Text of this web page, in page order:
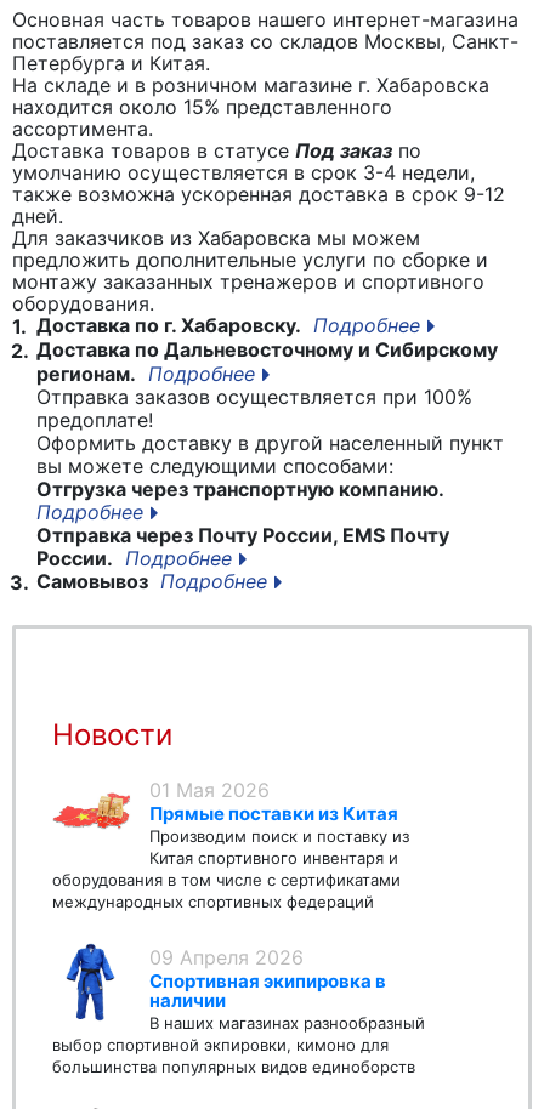
Основная часть товаров нашего интернет-магазина
поставляется под заказ со складов Москвы, Санкт-
Петербурга и Китая.
На складе и в розничном магазине г. Хабаровска
находится около 15% представленного
ассортимента.
Доставка товаров в статусе Под заказ по
умолчанию осуществляется в срок 3-4 недели,
также возможна ускоренная доставка в срок 9-12
дней.
Для заказчиков из Хабаровска мы можем
предложить дополнительные услуги по сборке и
монтажу заказанных тренажеров и спортивного
оборудования.
1. Доставка по г. Хабаровску. Подробнее
2. Доставка по Дальневосточному и Сибирскому
регионам. Подробнее
Отправка заказов осуществляется при 100%
предоплате!
Оформить доставку в другой населенный пункт
вы можете следующими способами:
Отгрузка через транспортную компанию.
Подробнее
Отправка через Почту России, EMS Почту
России. Подробнее
3. Самовывоз Подробнее
Новости
01 Мая 2026
Прямые поставки из Китая
Производим поиск и поставку из
Китая спортивного инвентаря и
оборудования в том числе с сертификатами
международных спортивных федераций
09 Апреля 2026
Спортивная экипировка в
наличии
В наших магазинах разнообразный
выбор спортивной экпировки, кимоно для
большинства популярных видов единоборств